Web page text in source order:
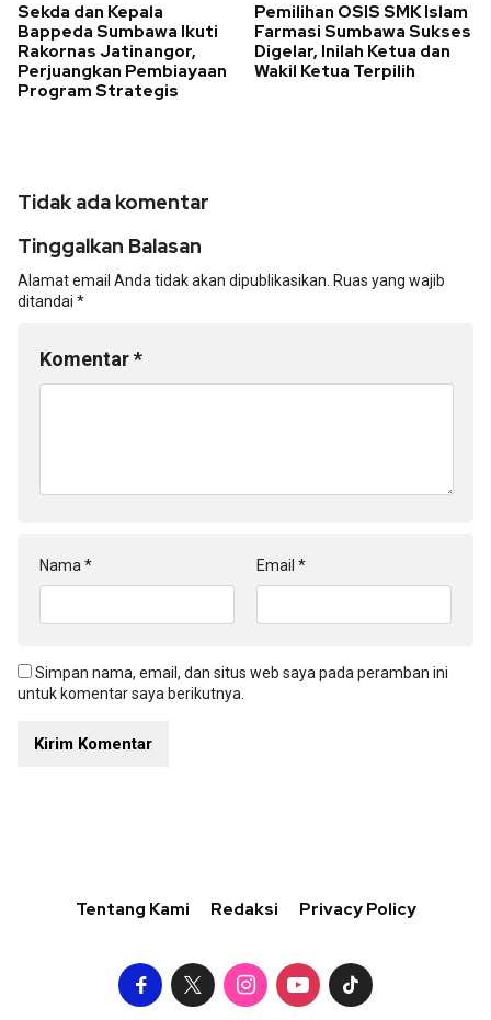
Sekda dan Kepala
Bappeda Sumbawa Ikuti
Rakornas Jatinangor,
Perjuangkan Pembiayaan
Program Strategis
Pemilihan OSIS SMK Islam
Farmasi Sumbawa Sukses
Digelar, Inilah Ketua dan
Wakil Ketua Terpilih
Tidak ada komentar
Tinggalkan Balasan
Alamat email Anda tidak akan dipublikasikan. Ruas yang wajib
ditandai *
Komentar*
Nama* Email *
Simpan nama, email, dan situs web saya pada peramban ini
untuk komentar saya berikutnya.
Tentang Kami Redaksi Privacy Policy